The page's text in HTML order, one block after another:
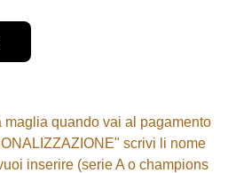
maglia quando vai al pagamento
scrivi li nome
inserire (serie A o champions